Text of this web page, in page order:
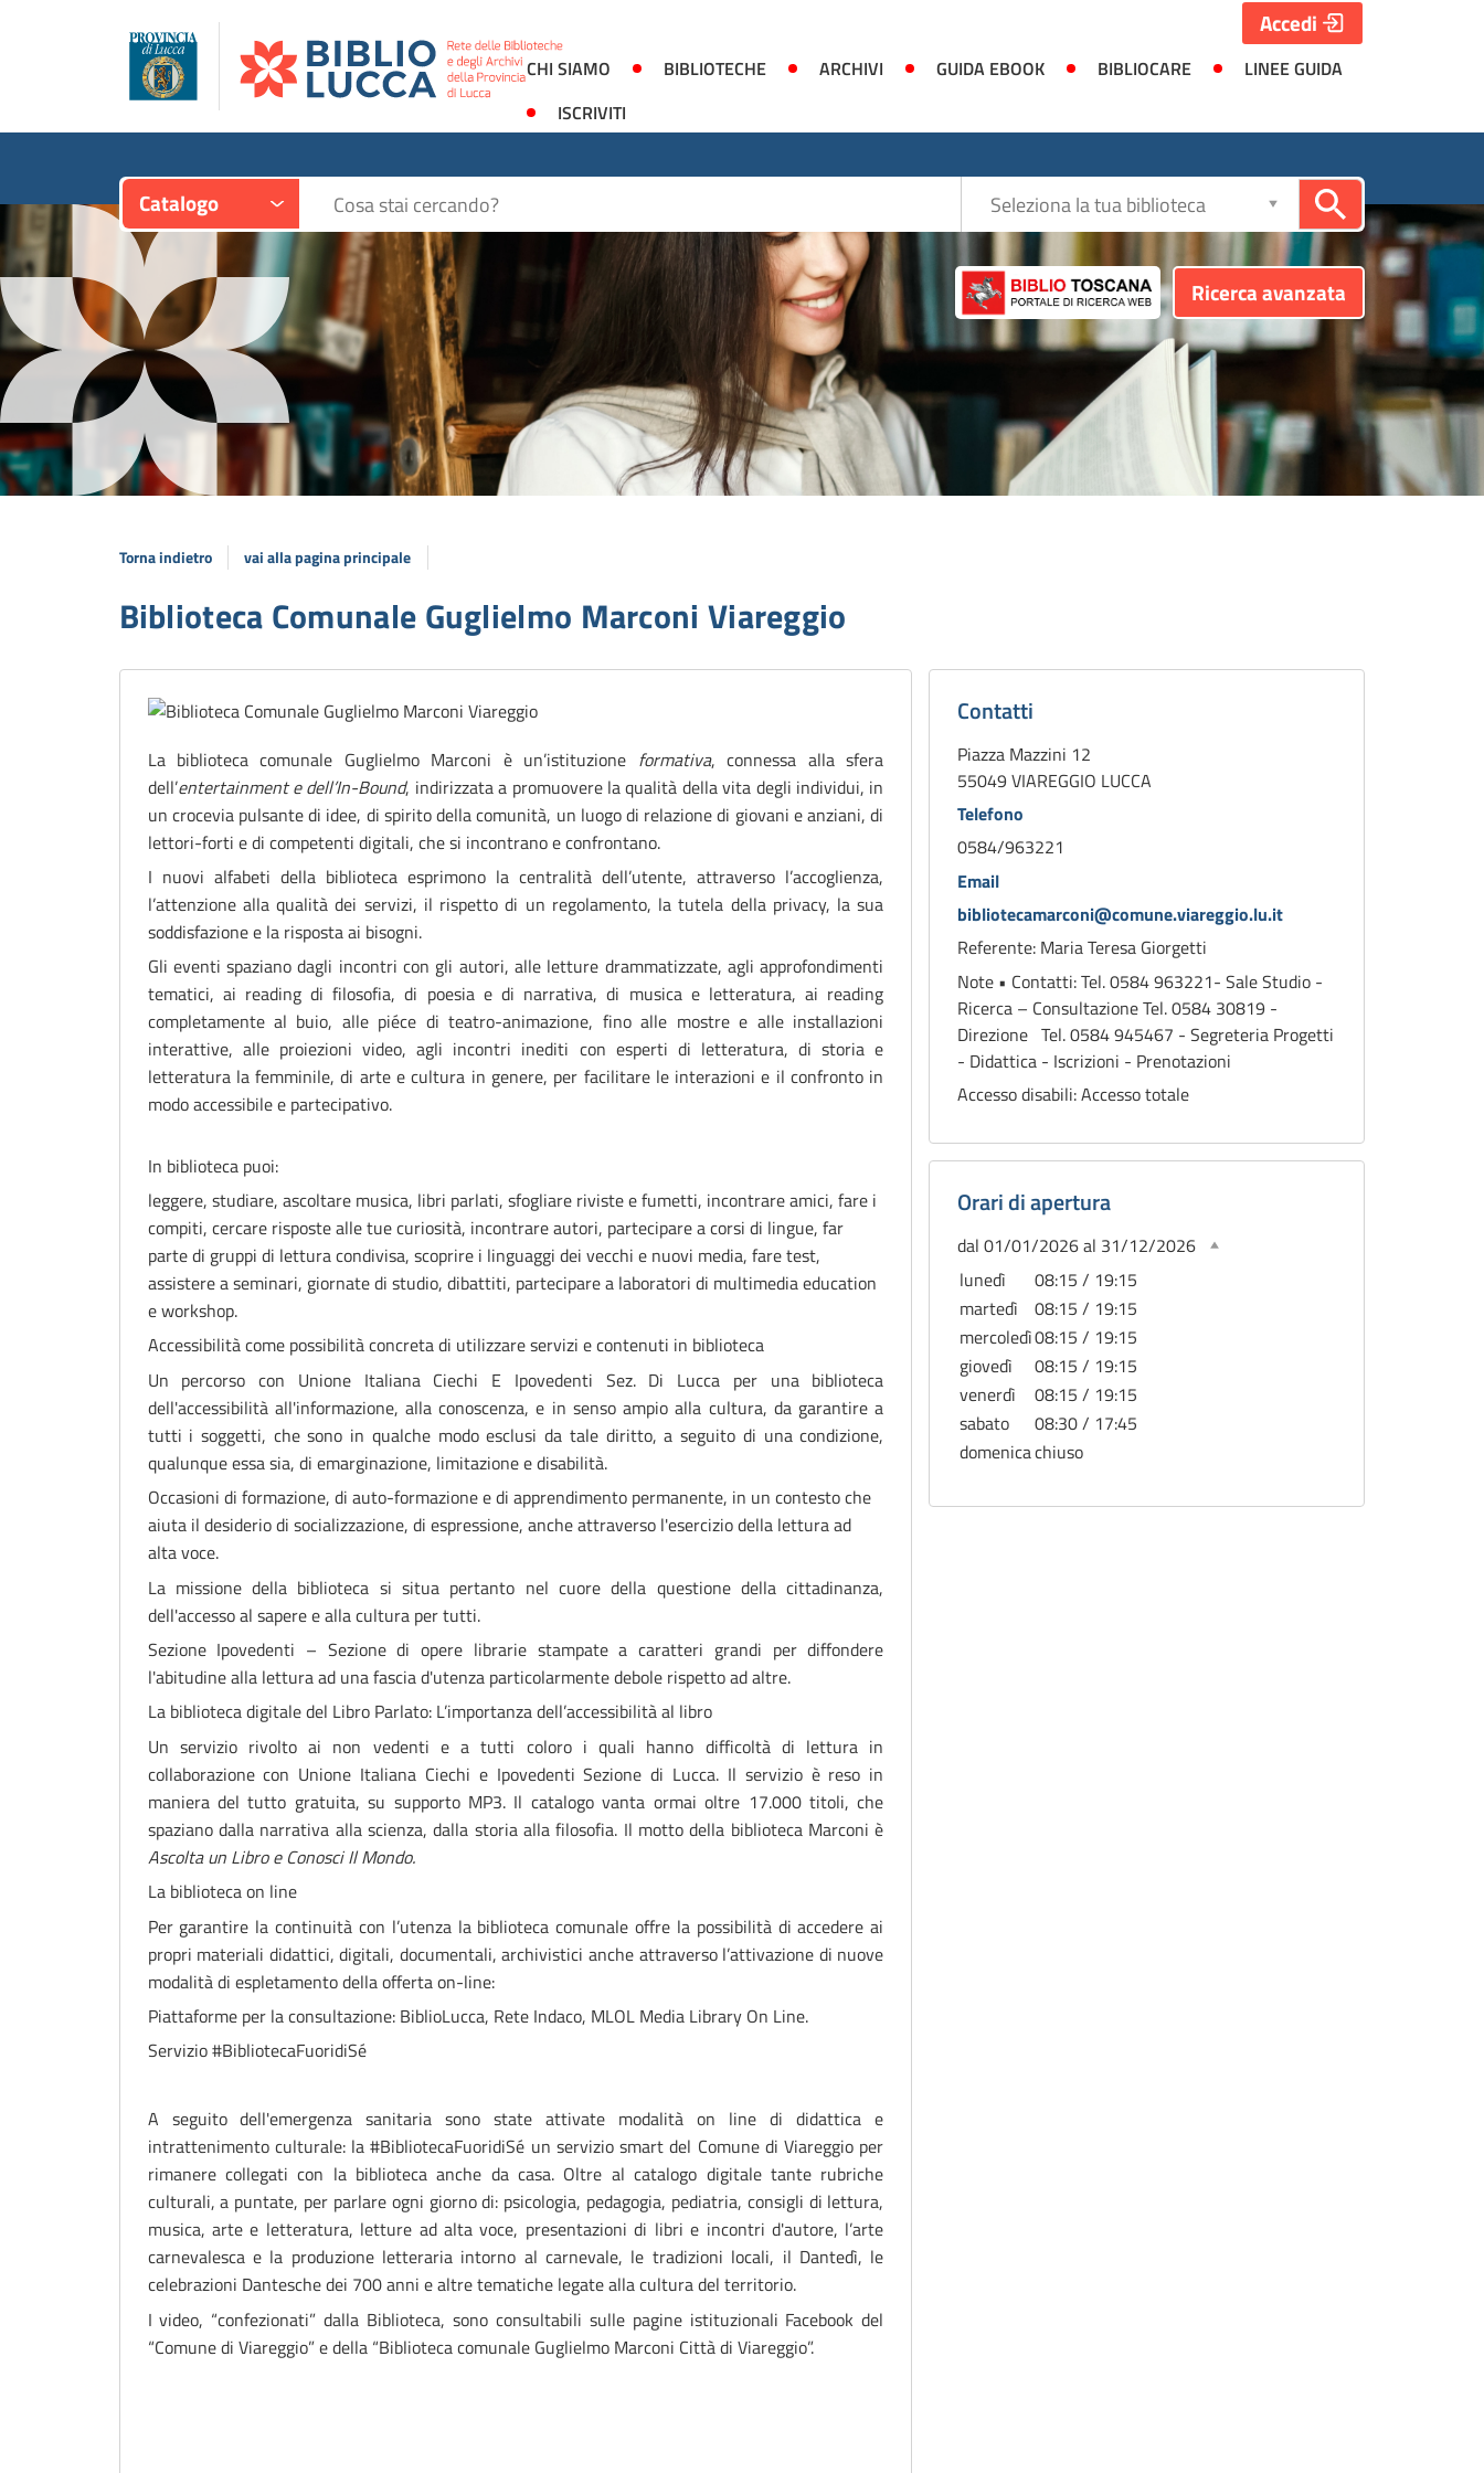
CHI SIAMO BIBLIOTECHE ARCHIVI GUIDA EBOOK BIBLIOCARE
LINEE GUIDA
ISCRIVITI
Accedi
Catalogo Cerca su "Catalogo"
Ricerca avanzata
Seleziona
la
Torna indietro vai alla pagina principale
Biblioteca Comunale Guglielmo Marconi Viareggio
La biblioteca comunale Guglielmo Marconi è un’istituzione formativa, connessa alla sfera
dell’entertainment e dell’In-Bound, indirizzata a promuovere la qualità della vita degli individui, in
un crocevia pulsante di idee, di spirito della comunità, un luogo di relazionedi giovani e anziani, di
lettori-forti e di competenti digitali, che si incontrano e confrontano.
I nuovi alfabeti della biblioteca esprimono la centralità dell’utente, attraverso l’accoglienza,
l’attenzione alla qualità dei servizi, il rispetto di un regolamento, la tutela della privacy, la sua
soddisfazione e la risposta ai bisogni.
Gli eventi spaziano dagli incontri con gli autori, alle letture drammatizzate, agli approfondimenti
tematici, ai reading di filosofia, di poesia e di narrativa, di musica e letteratura, ai reading
completamente al buio, alle piéce di teatro-animazione, fino alle mostre e alle installazioni
interattive, alle proiezioni video, agli incontri inediti con esperti di letteratura, di storia e
letteratura la femminile, di arte e cultura in genere, per facilitare le interazioni e il confronto in
modo accessibile e partecipativo.
In biblioteca puoi:
leggere, studiare, ascoltare musica, libri parlati, sfogliare riviste e fumetti, incontrare amici, fare i
compiti, cercare risposte alle tue curiosità, incontrare autori, partecipare a corsi di lingue, far
parte di gruppi di lettura condivisa, scoprire i linguaggi dei vecchi e nuovi media, fare test,
assistere a seminari, giornate di studio, dibattiti, partecipare a laboratori di multimedia education
e workshop.
Accessibilità come possibilità concreta di utilizzare servizi e contenuti in biblioteca
Un percorso con Unione Italiana Ciechi E Ipovedenti Sez. Di Lucca per una biblioteca
dell'accessibilità all'informazione, alla conoscenza, e in senso ampio alla cultura, da garantire a
tutti i soggetti, che sono in qualche modo esclusi da tale diritto, a seguito di una condizione,
qualunque essa sia, di emarginazione, limitazione e disabilità.
Occasioni di formazione, di auto-formazione e di apprendimento permanente, in un contesto che
aiuta il desiderio di socializzazione, di espressione, anche attraverso l'esercizio della lettura ad
alta voce.
La missione della biblioteca si situa pertanto nel cuore della questione della cittadinanza,
dell'accesso al sapere e alla cultura per tutti.
Sezione Ipovedenti – Sezione diopere librarie stampate a caratteri grandi per diffondere
l'abitudine alla lettura ad una fascia d'utenza particolarmente debole rispetto ad altre.
La biblioteca digitale del Libro Parlato: L’importanza dell’accessibilità al libro
Un servizio rivolto ai non vedenti e a tutti coloro i quali hanno difficoltà di lettura in
collaborazione con Unione Italiana Ciechi e Ipovedenti Sezione di Lucca. Il servizio è reso in
maniera del tutto gratuita, su supporto MP3. Il catalogo vanta ormai oltre 17.000 titoli, che
spaziano dalla narrativa alla scienza, dalla storia alla filosofia. Il motto della biblioteca Marconi è
Ascolta un Libro e Conosci Il Mondo.
La biblioteca on line
Per garantire la continuità con l’utenza la biblioteca comunale offre la possibilità di accedere ai
propri materiali didattici, digitali, documentali, archivistici anche attraverso l’attivazione di nuove
modalità di espletamento della offerta on-line:
Piattaforme per la consultazione: BiblioLucca, Rete Indaco, MLOL Media Library On Line.
Servizio #BibliotecaFuoridiSé
A seguito dell'emergenza sanitaria sono state attivate modalità on line di didattica e
intrattenimento culturale: la#BibliotecaFuoridiSé un servizio smart del Comune di Viareggio per
rimanere collegati con la biblioteca anche da casa. Oltre al catalogo digitale tante rubriche
culturali, a puntate, per parlare ogni giorno di: psicologia, pedagogia, pediatria, consigli di lettura,
musica, arte e letteratura, letture ad alta voce, presentazioni di libri e incontri d'autore, l’arte
carnevalesca e la produzione letteraria intorno al carnevale, le tradizioni locali, il Dantedì, le
celebrazioni Dantesche dei 700 anni e altre tematiche legate alla cultura del territorio.
I video, “confezionati” dalla Biblioteca, sono consultabili sulle pagine istituzionali Facebook del
“Comune di Viareggio” e della “Biblioteca comunale Guglielmo Marconi Città di Viareggio”.
Dettagli
biblioteca
Contatti
Piazza Mazzini 12
55049 VIAREGGIO LUCCA
Telefono
0584/963221
Email
bibliotecamarconi@comune.viareggio.lu.it
Referente: Maria Teresa Giorgetti
Note • Contatti: Tel. 0584 963221- Sale Studio -
Ricerca – Consultazione Tel. 0584 30819 -
Direzione Tel. 0584 945467 - Segreteria Progetti
- Didattica - Iscrizioni - Prenotazioni
Accesso disabili: Accesso totale
Orari di apertura
dal 01/01/2026 al 31/12/2026
lunedì
08:15 / 19:15
martedì
08:15 / 19:15
mercoledì08:15 / 19:15
giovedì
08:15 / 19:15
venerdì
08:15 / 19:15
sabato
08:30 / 17:45
domenicachiuso